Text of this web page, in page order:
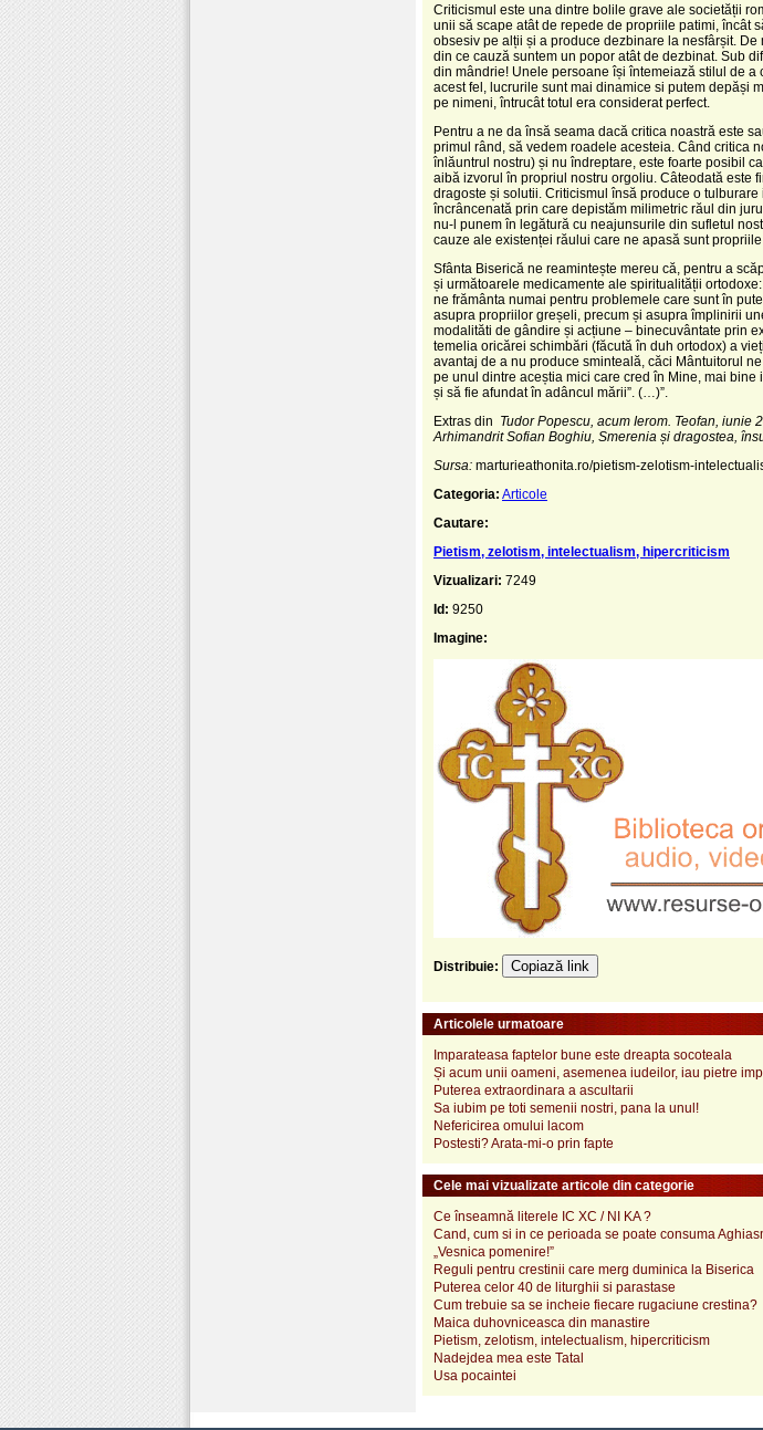
Criticismul este una dintre bolile grave ale societății
unii să scape atât de repede de propriile patimi, încât
obsesiv pe alții și a produce dezbinare la nesfârșit.
din ce cauză suntem un popor atât de dezbinat. Sub
din mândrie! Unele persoane își întemeiază stilul de
acest fel, lucrurile sunt mai dinamice si putem depăși
pe nimeni, întrucât totul era considerat perfect.
Pentru a ne da însă seama dacă critica noastră este
primul rând, să vedem roadele acesteia. Când critica
înlăuntrul nostru) și nu îndreptare, este foarte posibil
aibă izvorul în propriul nostru orgoliu. Câteodată este
dragoste și solutii. Criticismul însă produce o
încrâncenată prin care depistăm milimetric răul din
nu-l punem în legătură cu neajunsurile din sufletul
cauze ale existenței răului care ne apasă sunt propriile
Sfânta Biserică ne reamintește mereu că, pentru a
și următoarele medicamente ale spiritualității
ne frământa numai pentru problemele care sunt în
asupra propriilor greșeli, precum și asupra împlinirii
modalităti de gândire și acțiune – binecuvântate prin
temelia oricărei schimbări (făcută în duh ortodox) a
avantaj de a nu produce sminteală, căci Mântuitorul
pe unul dintre aceștia mici care cred în Mine, mai
și să fie afundat în adâncul mării”. (…)”.
Extras din Tudor Popescu, acum Ierom. Teofan, iunie
Arhimandrit Sofian Boghiu, Smerenia și dragostea,
Sursa: marturieathonita.ro/pietism-zelotism-
Categoria: Articole
Cautare:
Pietism, zelotism, intelectualism, hipercriticism
Vizualizari: 7249
Id: 9250
Imagine:
Distribuie: Copiază link
Articolele urmatoare
Imparateasa faptelor bune este dreapta socoteala
Și acum unii oameni, asemenea iudeilor, iau pietre
Puterea extraordinara a ascultarii
Sa iubim pe toti semenii nostri, pana la unul!
Nefericirea omului lacom
Postesti? Arata-mi-o prin fapte
Cele mai vizualizate articole din categorie
Ce înseamnă literele IC XC / NI KA ?
Cand, cum si in ce perioada se poate consuma
„Vesnica pomenire!”
Reguli pentru crestinii care merg duminica la Biserica
Puterea celor 40 de liturghii si parastase
Cum trebuie sa se incheie fiecare rugaciune crestina?
Maica duhovniceasca din manastire
Pietism, zelotism, intelectualism, hipercriticism
Nadejdea mea este Tatal
Usa pocaintei